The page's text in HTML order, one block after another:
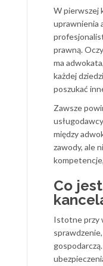
W pierwszej
uprawnienia
prawną.
ma
każdej
poszukać
Zawsze
między
zawody, ale
Co
Istotne przy